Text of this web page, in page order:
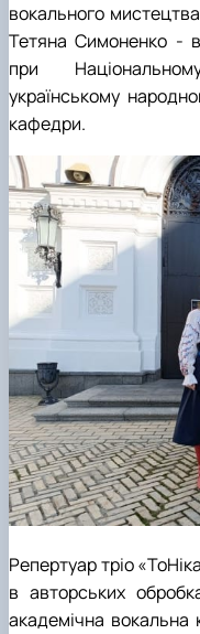
вокального
Тетяна Симоненко -
при
українському
кафедри.
Репертуар тріо
в авторських
академічна вокальна